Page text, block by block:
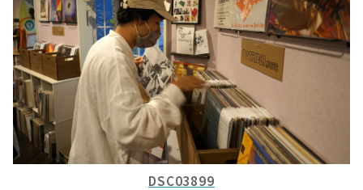
DSC03899